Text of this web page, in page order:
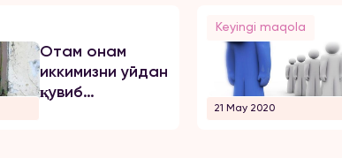
Отам онам
иккимизни уйдан
қувиб
Keyingi maqola
21 May 2020